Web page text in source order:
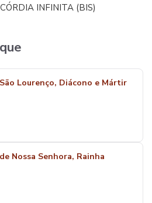
INFINITA (BIS)
Lourenço, Diácono e Mártir
Nossa Senhora, Rainha